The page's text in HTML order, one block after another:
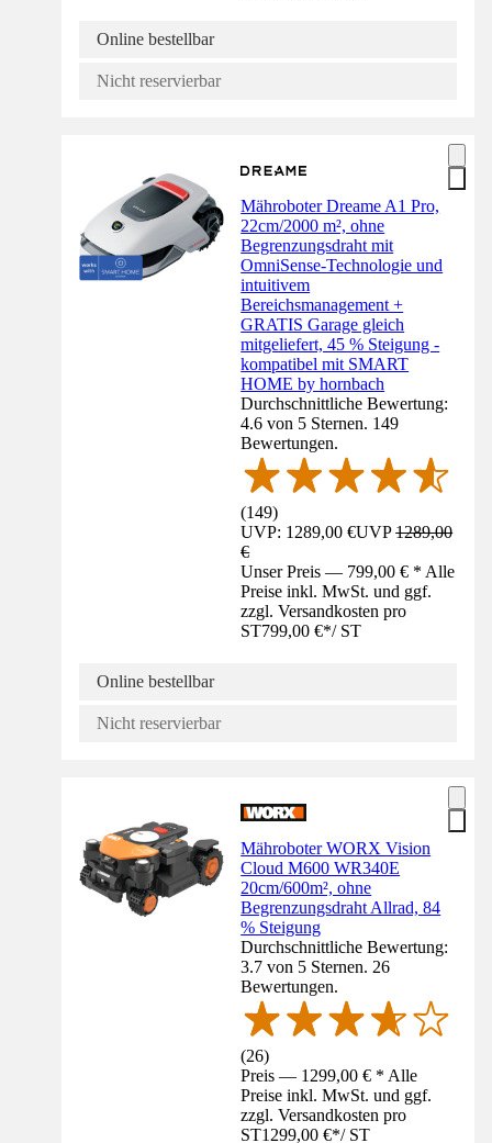
Online bestellbar
Nicht reservierbar
Mähroboter Dreame A1 Pro,
22cm/2000 m², ohne
Begrenzungsdraht mit
OmniSense-Technologie und
intuitivem
Bereichsmanagement +
GRATIS Garage gleich
mitgeliefert, 45 % Steigung -
kompatibel mit SMART
HOME by hornbach
Durchschnittliche Bewertung:
4.6 von 5 Sternen. 149
Bewertungen.
(149)
UVP: 1289,00 €UVP1289,00
€
Unser Preis — 799,00 € * Alle
Preise inkl. MwSt. und ggf.
zzgl. Versandkosten pro
ST799,00 €*/ ST
Online bestellbar
Nicht reservierbar
Mähroboter WORX Vision
Cloud M600 WR340E
20cm/600m², ohne
Begrenzungsdraht Allrad, 84
% Steigung
Durchschnittliche Bewertung:
3.7 von 5 Sternen. 26
Bewertungen.
(26)
Preis — 1299,00 € * Alle
Preise inkl. MwSt. und ggf.
zzgl. Versandkosten pro
ST1299,00 €*/ ST